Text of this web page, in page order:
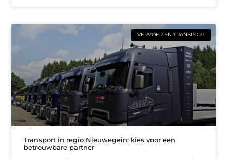
VERVOER EN TRANSPORT
Transport in regio Nieuwegein: kies voor een
betrouwbare partner